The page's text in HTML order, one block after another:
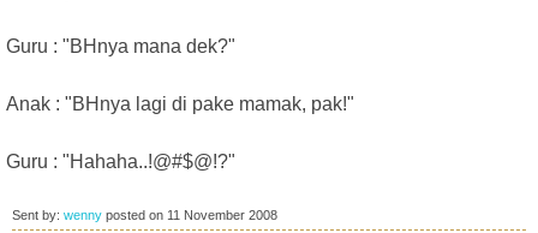
Guru : "BHnya mana dek?"
Anak : "BHnya lagi di pake mamak, pak!"
Guru : "Hahaha..!@#$@!?"
Sent by: wenny posted on 11 November 2008